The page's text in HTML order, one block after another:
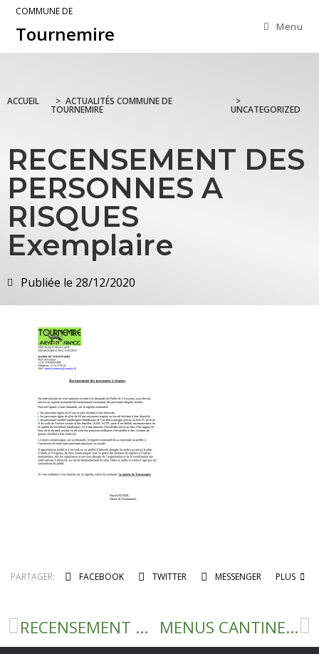
COMMUNE DE
Tournemire Menu
ACCUEIL > ACTUALITÉS COMMUNE DE
TOURNEMIRE
>
UNCATEGORIZED
RECENSEMENT DES
PERSONNES A
RISQUES
Exemplaire
Publiée le 28/12/2020
PARTAGER: FACEBOOK TWITTER MESSENGER PLUS
RECENSEMENT DES PERSONNES A RISQUES MENUS CANTINE 2EME SEMESTRE 2021